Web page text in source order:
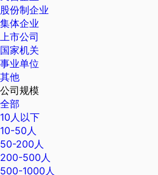
股份制企业
集体企业
上市公司
国家机关
事业单位
其他
公司规模
全部
10人以下
10-50人
50-200人
200-500人
500-1000人